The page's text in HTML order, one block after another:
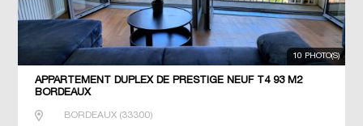
10 PHOTO(S)
APPARTEMENT DUPLEX DE PRESTIGE NEUF T4 93 M2
BORDEAUX
BORDEAUX(33300)